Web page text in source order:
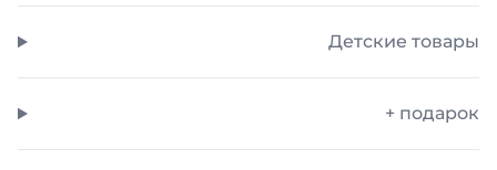
Детские товары
+ подарок